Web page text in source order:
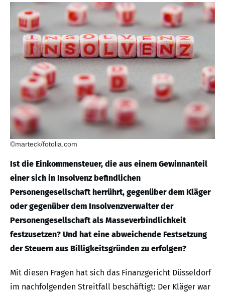
©marteck/fotolia.com
Ist die Einkommensteuer, die aus einem Gewinnanteil
einer sich in Insolvenz befindlichen
Personengesellschaft herrührt, gegenüber dem Kläger
oder gegenüber dem Insolvenzverwalter der
Personengesellschaft als Masseverbindlichkeit
festzusetzen? Und hat eine abweichende Festsetzung
der Steuern aus Billigkeitsgründen zu erfolgen?
Mit diesen Fragen hat sich das Finanzgericht Düsseldorf
im nachfolgenden Streitfall beschäftigt: Der Kläger war